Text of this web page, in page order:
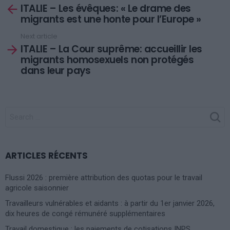
moreITALIE – Les évêques: « Le drame des
migrants est une honte pour l’Europe »
Next article
ITALIE – La Cour suprême: accueillir les
migrants homosexuels non protégés
dans leur pays
ARTICLES RÉCENTS
Flussi 2026 : première attribution des quotas pour le travail
agricole saisonnier
Travailleurs vulnérables et aidants : à partir du 1er janvier 2026,
dix heures de congé rémunéré supplémentaires